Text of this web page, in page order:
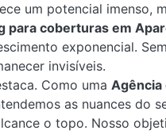
um potencial imenso,
para coberturas em
exponencial.
invisíveis.
Como uma Agência
as nuances do
o topo. Nosso